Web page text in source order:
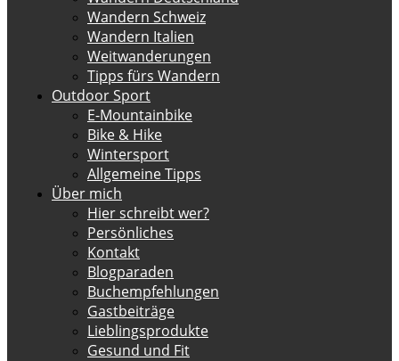
Wandern Schweiz
Wandern Italien
Weitwanderungen
Tipps fürs Wandern
Outdoor Sport
E-Mountainbike
Bike & Hike
Wintersport
Allgemeine Tipps
Über mich
Hier schreibt wer?
Persönliches
Kontakt
Blogparaden
Buchempfehlungen
Gastbeiträge
Lieblingsprodukte
Gesund und Fit